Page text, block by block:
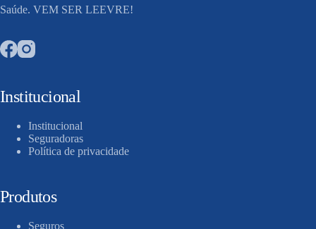
Saúde. VEM SER LEEVRE!
Institucional
Institucional
Seguradoras
Política de privacidade
Produtos
Seguros